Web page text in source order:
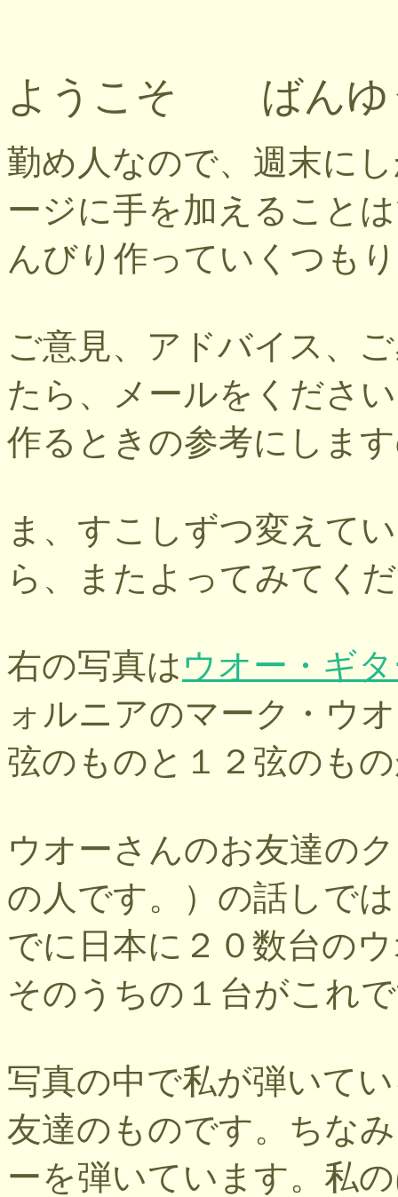
ようこそ ばんゆ
勤め人なので、週末に
ージに手を加えること
んびり作っていくつも
ご意見、アドバイス、
たら、メールをくださ
作るときの参考にしま
ま、すこしずつ変えて
ら、またよってみてく
右の写真はウオー・ギ
ォルニアのマーク・ウ
弦のものと１２弦のも
ウオーさんのお友達の
の人です。）の話しで
でに日本に２０数台の
そのうちの１台がこれ
写真の中で私が弾いて
友達のものです。ちな
ーを弾いています。私